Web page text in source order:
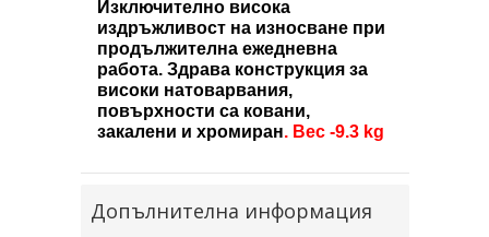
Изключително висока
издръжливост на износване при
продължителна ежедневна
работа. Здрава конструкция за
високи натоварвания,
повърхности са ковани,
закалени и хромиран. Вес -9.3 kg
Допълнителна информация